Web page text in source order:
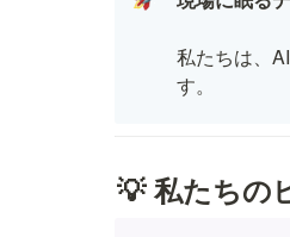
私たちは、
す。
💡 私たちの